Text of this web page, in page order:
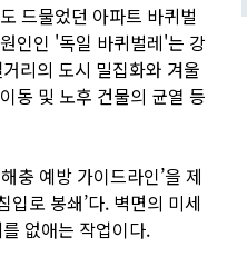
드물었던 아파트 바퀴벌
인인 '독일 바퀴벌레'는 강
리의 도시 밀집화와 겨울
동 및 노후 건물의 균열 등
충 예방 가이드라인’을 제
로 봉쇄’다. 벽면의 미세
없애는 작업이다.